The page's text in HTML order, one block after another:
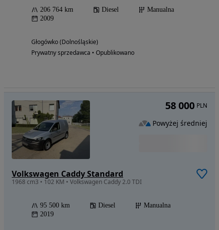
206 764 km Diesel
Manualna
2009
Głogówko (Dolnośląskie)
Prywatny sprzedawca • Opublikowano
Volkswagen Caddy Standard
1968 cm3 • 102 KM • Volkswagen Caddy 2.0 TDI
95 500 km Diesel
Manualna
2019
58 000 PLN
Powyżej średniej